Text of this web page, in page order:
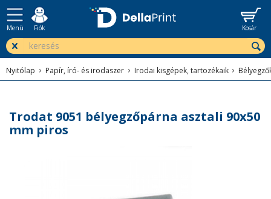
Menü Fiók Kosár
Nyitólap Papír, író- és irodaszer Irodai kisgépek, tartozékaik
Trodat 9051 bélyegzőpárna asztali 90x50
mm piros